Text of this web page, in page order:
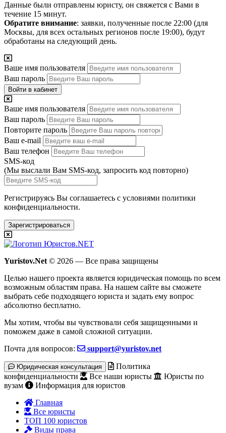
Данные были отправлены юристу, он свяжется с Вами в
течение 15 минут.
Обратите внимание: заявки, полученные после 22:00 (для
Москвы, для всех остальных регионов после 19:00), будут
обработаны на следующий день.
Ваше имя пользователя
Ваш пароль
Войти в кабинет
Ваше имя пользователя
Ваш пароль
Повторите пароль
Ваш e-mail
Ваш телефон
SMS-код
(Мы выслали Вам SMS-код, запросить код повторно)
Регистрируясь Вы соглашаетесь с условиями политики
конфиденциальности.
Зарегистрироваться
Yuristov.Net © 2026 — Все права защищены
Целью нашего проекта является юридическая помощь по всем
возможным областям права. На нашем сайте вы сможете
выбрать себе подходящего юриста и задать ему вопрос
абсолютно бесплатно.
Мы хотим, чтобы вы чувствовали себя защищенными и
поможем даже в самой сложной ситуации.
Почта для вопросов:
support@yuristov.net
Юридическая консультация
Политика
конфиденциальности
Все наши юристы
Юристы по
вузам
Информация для юристов
Главная
Все юристы
ТОП 100 юристов
Виды права